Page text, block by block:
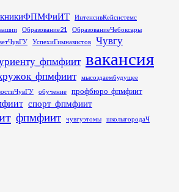
ИнтенсивКейсистемс
Образование21
ОбразованиеЧебоксары
УспехиГимназистов Чувгу
вакансия
мысоздаембудущее
обучение профбюро_фпмфиит
спорт_фпмфиит
фпмфиит чувгуэтомы школыгородаЧ